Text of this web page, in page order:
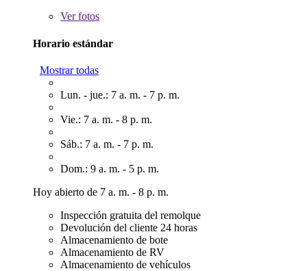
Verfotos
Horario estándar
Mostrar todas
Lun. - jue.: 7 a. m. - 7 p. m.
Vie.: 7 a. m. - 8 p. m.
Sáb.: 7 a. m. - 7 p. m.
Dom.: 9 a. m. - 5 p. m.
Hoy abierto de 7 a. m. - 8 p. m.
Inspección gratuita del remolque
Devolución del cliente 24 horas
Almacenamiento de bote
Almacenamiento de RV
Almacenamiento de vehículos